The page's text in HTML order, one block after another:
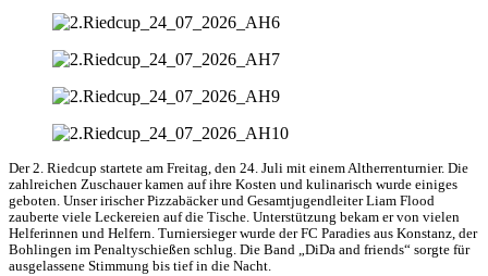
Der 2. Riedcup startete am Freitag, den 24. Juli mit einem Altherrenturnier. Die
zahlreichen Zuschauer kamen auf ihre Kosten und kulinarisch wurde einiges
geboten. Unser irischer Pizzabäcker und Gesamtjugendleiter Liam Flood
zauberte viele Leckereien auf die Tische. Unterstützung bekam er von vielen
Helferinnen und Helfern. Turniersieger wurde der FC Paradies aus Konstanz, der
Bohlingen im Penaltyschießen schlug. Die Band „DiDa and friends“ sorgte für
ausgelassene Stimmung bis tief in die Nacht.